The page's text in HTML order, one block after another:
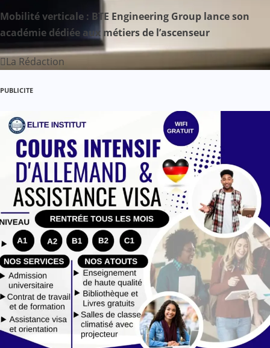
a
r
t
i
c
Mobilité verticale : BTE Engineering Group lance son
académie dédiée aux métiers de l’ascenseur
La Rédaction
PUBLICITE